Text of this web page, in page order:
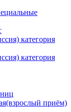
категория
категория
приём)